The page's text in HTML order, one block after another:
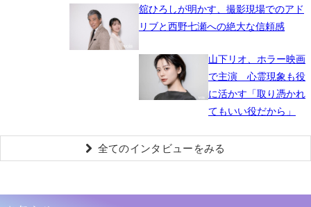
舘ひろしが明かす、撮影現場でのアド
リブと西野七瀬への絶大な信頼感
山下リオ、ホラー映画
で主演 心霊現象も役
に活かす「取り憑かれ
てもいい役だから」
全てのインタビューをみる